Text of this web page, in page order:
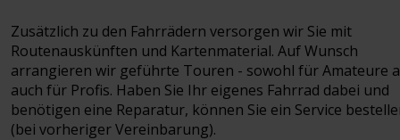
Zusätzlich zu den Fahrrädern versorgen wir Sie mit
Routenauskünften und Kartenmaterial. Auf Wunsch
arrangieren wir geführte Touren - sowohl für Amateure
auch für Profis. Haben Sie Ihr eigenes Fahrrad dabei und
benötigen eine Reparatur, können Sie ein Service
(bei vorheriger Vereinbarung).